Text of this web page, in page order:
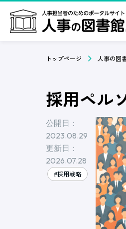
トップページ 人事の図
採用ペル
公開日：
2023.08.29
更新日：
2026.07.28
#採用戦略